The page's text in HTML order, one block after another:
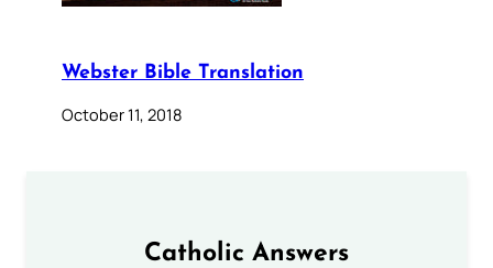
Webster Bible Translation
October 11, 2018
Catholic Answers